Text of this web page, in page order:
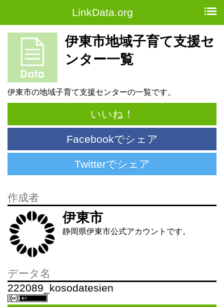
LinkData.org
伊東市地域子育て支援セ
ンター一覧
伊東市の地域子育て支援センターの一覧です。
いいね！
Facebookでシェア
Twitterでシェア
作成者
伊東市
静岡県伊東市公式アカウントです。
データ名
222089_kosodatesien